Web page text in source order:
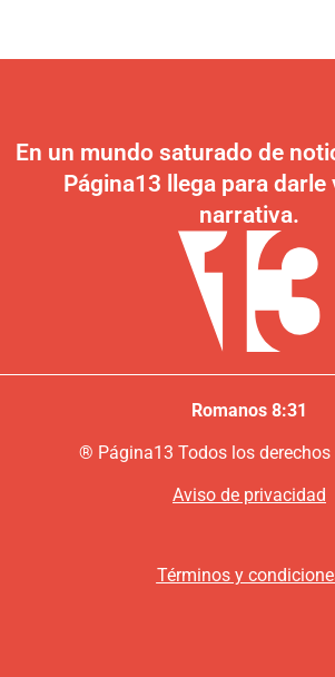
En un mundo saturado de
Página13 llega para darle
narrativa.
Romanos 8:31
® Página13 Todos los derechos
Aviso de privacidad
Términos y